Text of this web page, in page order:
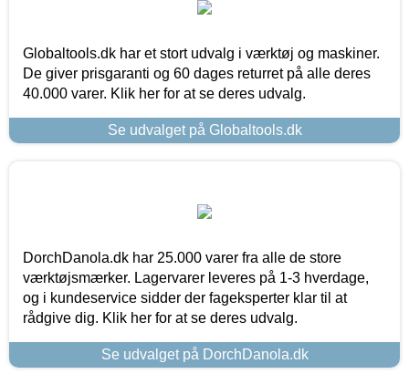
Globaltools.dk har et stort udvalg i værktøj og maskiner.
De giver prisgaranti og 60 dages returret på alle deres
40.000 varer. Klik her for at se deres udvalg.
Se udvalget på Globaltools.dk
DorchDanola.dk har 25.000 varer fra alle de store
værktøjsmærker. Lagervarer leveres på 1-3 hverdage,
og i kundeservice sidder der fageksperter klar til at
rådgive dig. Klik her for at se deres udvalg.
Se udvalget på DorchDanola.dk